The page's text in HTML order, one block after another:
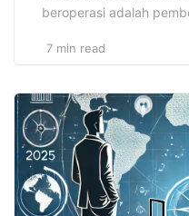
beroperasi adalah
kecerdasan buatan
data, memproses
keputusan. Tidak
teknologi, kini
hampir seluruh bidang,
7 min read